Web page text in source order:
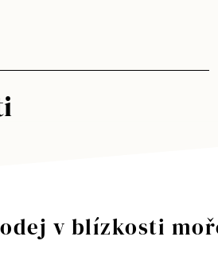
v blízkosti